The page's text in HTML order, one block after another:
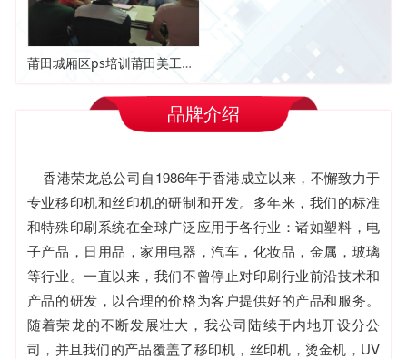
莆田城厢区ps培训莆田美工培训技巧
品牌介绍
香港荣龙总公司自1986年于香港成立以来，不懈致力于
专业移印机和丝印机的研制和开发。多年来，我们的标准
和特殊印刷系统在全球广泛应用于各行业：诸如塑料，电
子产品，日用品，家用电器，汽车，化妆品，金属，玻璃
等行业。一直以来，我们不曾停止对印刷行业前沿技术和
产品的研发，以合理的价格为客户提供好的产品和服务。
随着荣龙的不断发展壮大，我公司陆续于内地开设分公
司，并且我们的产品覆盖了移印机，丝印机，烫金机，UV